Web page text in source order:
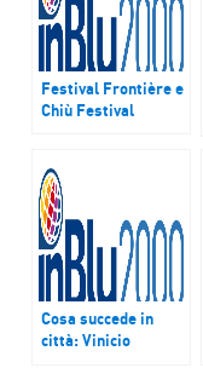
Festival Frontière e
Chiù Festival
Cosa succede in
città: Vinicio